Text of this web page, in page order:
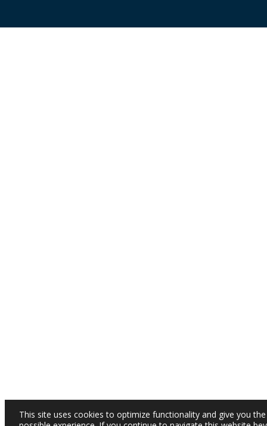
This site uses cookies to optimize functionality and give you